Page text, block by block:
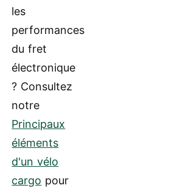
les
performances
du fret
électronique
? Consultez
notre
Principaux
éléments
d'un vélo
cargo pour